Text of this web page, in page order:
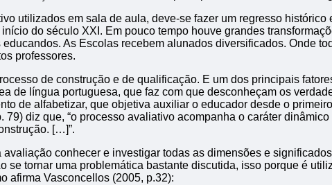
utilizados em sala de aula, deve-se fazer um regresso
do século XXI. Em pouco tempo houve grandes
As Escolas recebem alunados diversificados. Onde
professores.
de construção e de qualificação. E um dos principais
de língua portuguesa, que faz com que desconheçam os
de alfabetizar, que objetiva auxiliar o educador desde o
79) diz que, “o processo avaliativo acompanha o caráter
[…]”.
conhecer e investigar todas as dimensões e
se tornar uma problemática bastante discutida, isso porque é
afirma Vasconcellos (2005, p.32):